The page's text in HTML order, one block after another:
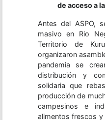
de acceso a
Antes del ASPO,
masivo en Rio
Territorio de
organizaron
pandemia se
distribución y
solidaria que
producción de
campesinos e
alimentos frescos